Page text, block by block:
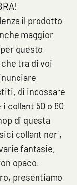
il prodotto
maggior
questo
tra di voi
di indossare
collant 50 o 80
di questa
collant neri,
fantasie,
opaco.
presentiamo